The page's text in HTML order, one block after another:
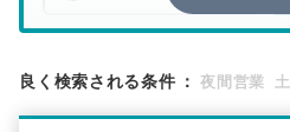
検索す
良く検索される条件 ： 夜間営業